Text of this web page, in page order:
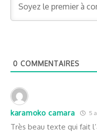
0 COMMENTAIRES
karamoko camara 5
Très beau texte qui fait